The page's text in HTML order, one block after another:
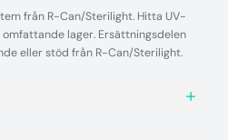
Köp reservdelar
från R-Can/Sterilight. Hitta UV-
lager. Ersättningsdelen
eller stöd från R-Can/Sterilight.